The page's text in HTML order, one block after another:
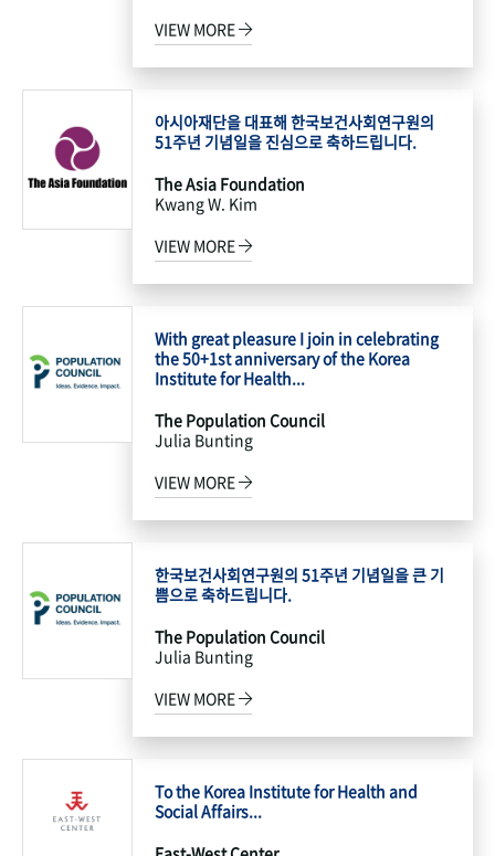
VIEW MORE
아시아재단을 대표해 한국보건사회연구원의
51주년 기념일을 진심으로 축하드립니다.
The Asia Foundation
Kwang W. Kim
VIEW MORE
With great pleasure I join in celebrating
the 50+1st anniversary of the Korea
Institute for Health...
The Population Council
Julia Bunting
VIEW MORE
한국보건사회연구원의 51주년 기념일을 큰 기
쁨으로 축하드립니다.
The Population Council
Julia Bunting
VIEW MORE
To the Korea Institute for Health and
Social Affairs...